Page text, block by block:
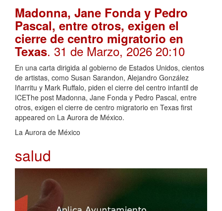
Madonna, Jane Fonda y Pedro
Pascal, entre otros, exigen el
cierre de centro migratorio en
Texas. 31 de Marzo, 2026 20:10
En una carta dirigida al gobierno de Estados Unidos, cientos
de artistas, como Susan Sarandon, Alejandro González
Iñarritu y Mark Ruffalo, piden el cierre del centro infantil de
ICEThe post Madonna, Jane Fonda y Pedro Pascal, entre
otros, exigen el cierre de centro migratorio en Texas first
appeared on La Aurora de México.
La Aurora de México
salud